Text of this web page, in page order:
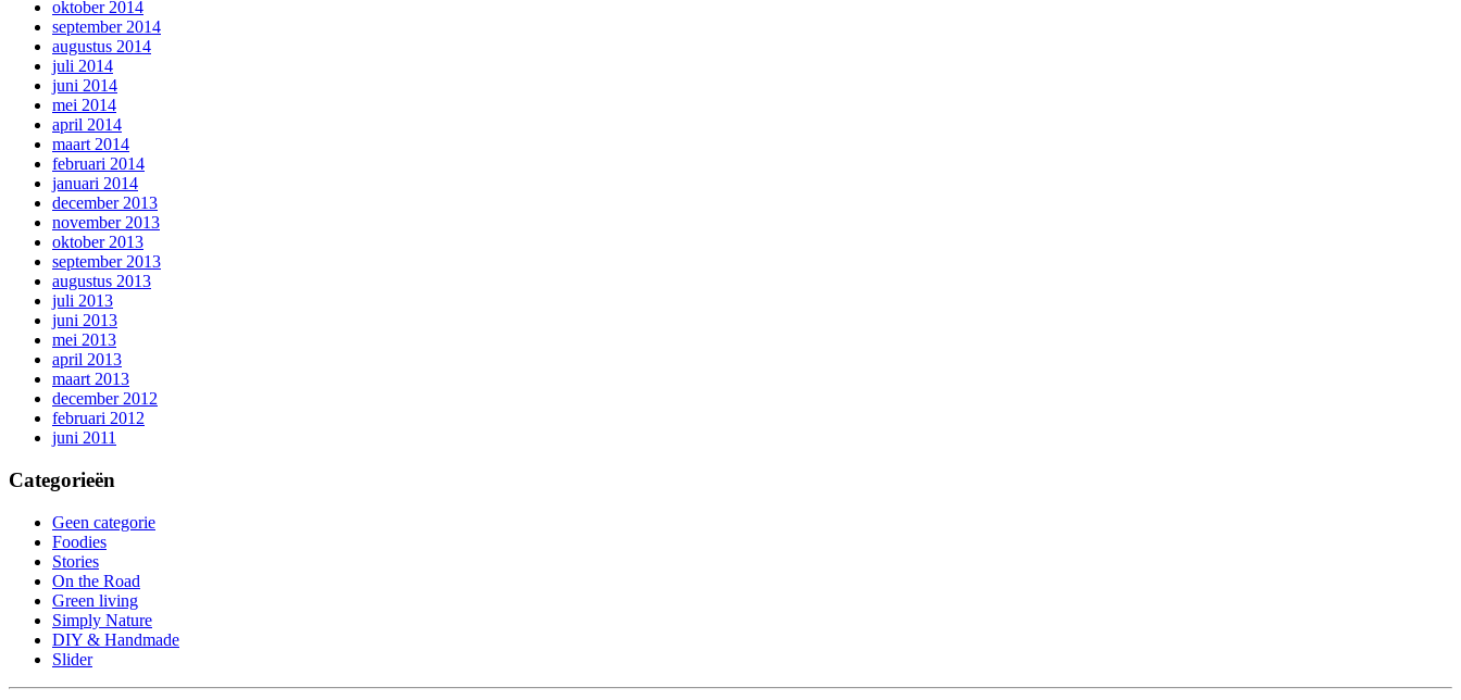
oktober 2014
september 2014
augustus 2014
juli 2014
juni 2014
mei 2014
april 2014
maart 2014
februari 2014
januari 2014
december 2013
november 2013
oktober 2013
september 2013
augustus 2013
juli 2013
juni 2013
mei 2013
april 2013
maart 2013
december 2012
februari 2012
juni 2011
Categorieën
Geen categorie
Foodies
Stories
On the Road
Green living
Simply Nature
DIY & Handmade
Slider